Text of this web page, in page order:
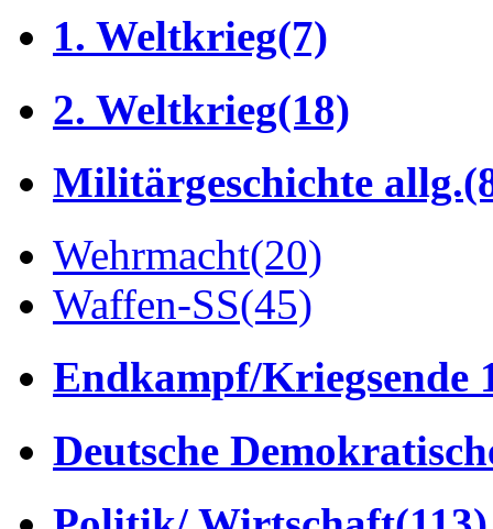
1. Weltkrieg(7)
2. Weltkrieg(18)
Militärgeschichte allg.
Wehrmacht(20)
Waffen-SS(45)
Endkampf/Kriegsende
Deutsche